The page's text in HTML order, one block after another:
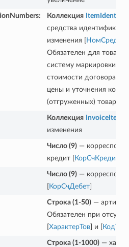
: Коллекция
средства
изменения [
Обязателен для
систему маркировки, в
стоимости договора в
цены и уточнения
(отгруженных) товаров
Коллекция
изменения
Число (9)—
кредит [
КорСчКредит
Число (9)—
КорСчДебет]
Строка (1-50)— артикул
Обязателен при
ХарактерТов] и [ КодТов
Строка (1-1000)—